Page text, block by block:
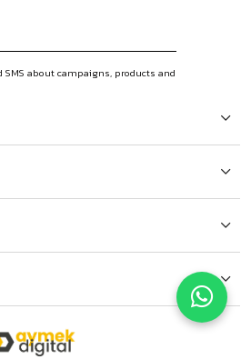
SMS about campaigns, products and